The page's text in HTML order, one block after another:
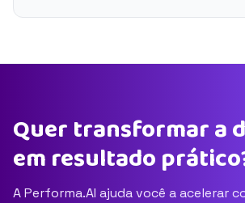
Quer transformar a
em resultado
A Performa.AI ajuda você a acelerar